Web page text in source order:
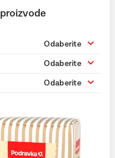
Odaberite
Odaberite
Odaberite